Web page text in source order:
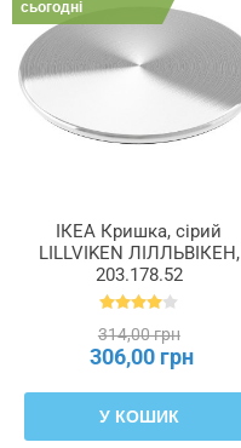
сьогодні
ІКЕА Кришка, сірий
LILLVIKEN ЛІЛЛЬВІКЕН,
203.178.52
314,00 грн
306,00 грн
У КОШИК